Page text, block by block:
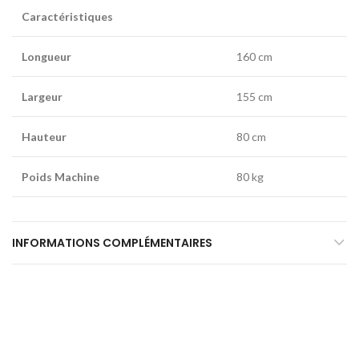
Caractéristiques
Longueur 160 cm
Largeur 155 cm
Hauteur 80 cm
Poids Machine 80 kg
INFORMATIONS COMPLÉMENTAIRES